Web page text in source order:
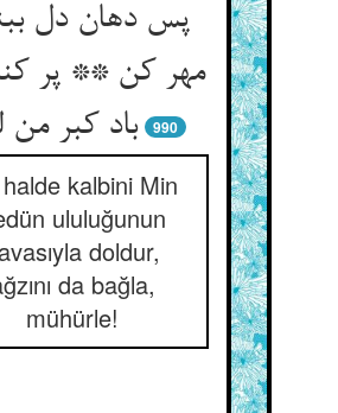
پس دهان دل
مهر کن ** پر
باد کبر من لدن‌‌
990
kalbini Min
ululuğunun
doldur,
da bağla,
mühürle!